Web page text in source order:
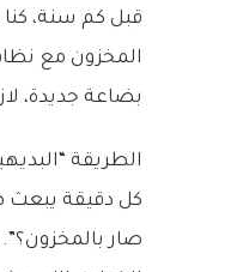
قبل كم سنة،
المخزون مع
بضاعة جديدة،
الطريقة
صار